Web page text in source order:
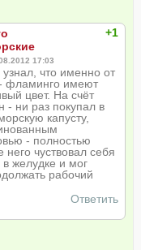
+1
17:03
что именно от
фламинго имеют
цвет. На счёт
- ни раз покупал в
капусту,
- полностью
чуствовал себя
желудке и мог
рабочий
Ответить